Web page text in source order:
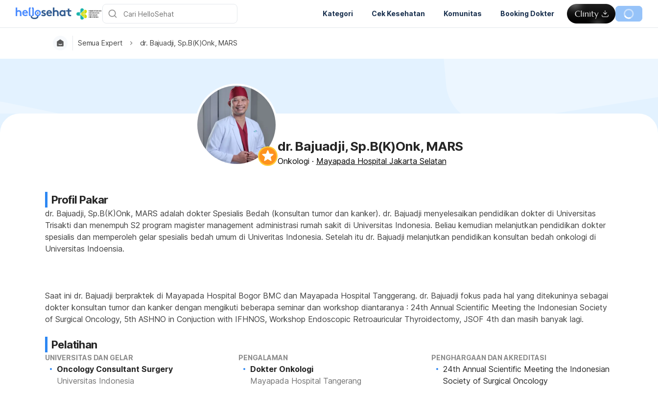
Kategori Cek Kesehatan Komunitas Booking Dokter
Semua Expert dr. Bajuadji, Sp.B(K)Onk, MARS
dr. Bajuadji, Sp.B(K)Onk, MARS
Onkologi · Mayapada Hospital Jakarta Selatan
Profil Pakar
dr. Bajuadji, Sp.B(K)Onk, MARS adalah dokter Spesialis Bedah (konsultan tumor dan kanker). dr. Bajuadji menyelesaikan pendidikan dokter di Universitas
Trisakti dan menempuh S2 program magister management administrasi rumah sakit di Universitas Indonesia. Beliau kemudian melanjutkan pendidikan dokter
spesialis dan memperoleh gelar spesialis bedah umum di Univeritas Indonesia. Setelah itu dr. Bajuadji melanjutkan pendidikan konsultan bedah onkologi di
Universitas Indoensia.
Saat ini dr. Bajuadji berpraktek di Mayapada Hospital Bogor BMC dan Mayapada Hospital Tanggerang. dr. Bajuadji fokus pada hal yang ditekuninya sebagai
dokter konsultan tumor dan kanker dengan mengikuti beberapa seminar dan workshop diantaranya : 24th Annual Scientific Meeting the Indonesian Society
of Surgical Oncology, 5th ASHNO in Conjuction with IFHNOS, Workshop Endoscopic Retroauricular Thyroidectomy, JSOF 4th dan masih banyak lagi.
Pelatihan
UNIVERSITAS DAN GELAR
Oncology Consultant Surgery
Universitas Indonesia
PENGALAMAN
Dokter Onkologi
Mayapada Hospital Tangerang
PENGHARGAAN DAN AKREDITASI
24th Annual Scientific Meeting the Indonesian
Society of Surgical Oncology